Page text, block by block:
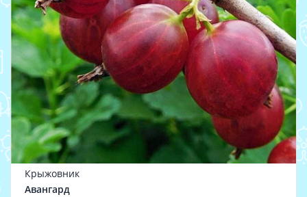
Крыжовник
Авангард